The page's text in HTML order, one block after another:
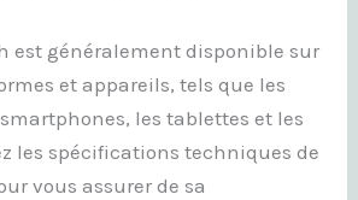
est généralement disponible sur
et appareils, tels que les
les tablettes et les
les spécifications techniques de
vous assurer de sa